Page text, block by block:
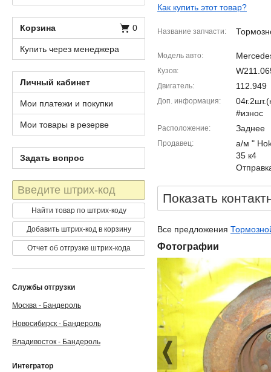
Как купить этот товар?
Название запчасти
Модель авто
Кузов
Двигатель 112.949
Доп. информация
#износ
Расположение Заднее
Продавец
а/м "
35 к4
Показать
Все предложения
Фотографии
Корзина 0
Купить через менеджера
Личный кабинет
Мои платежи и покупки
Мои товары в резерве
Задать вопрос
Штрих-
код
Найти товар по штрих-коду
Добавить штрих-код в корзину
Отчет об отгрузке штрих-кода
Службы отгрузки
Москва - Бандероль
Новосибирск - Бандероль
Владивосток - Бандероль
Интегратор